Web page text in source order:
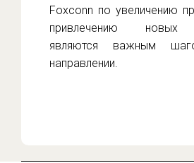
Foxconn по увеличению
привлечению новых
являются важным
направлении.